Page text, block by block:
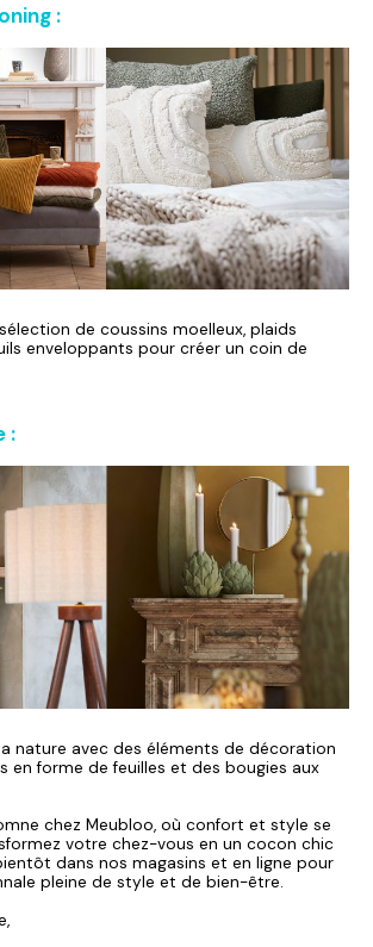
:
de coussins moelleux, plaids
enveloppants pour créer un coin de
:
nature avec des éléments de décoration
en forme de feuilles et des bougies aux
chez Meubloo, où confort et style se
votre chez-vous en un cocon chic
dans nos magasins et en ligne pour
pleine de style et de bien-être.